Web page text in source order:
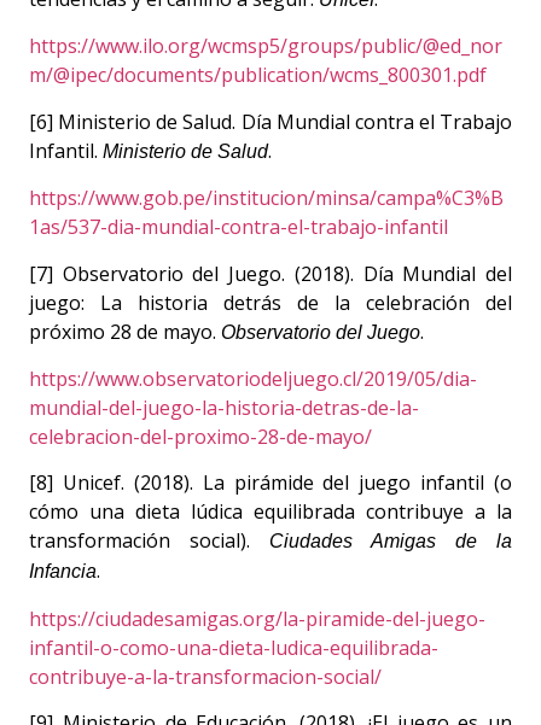
https://www.ilo.org/wcmsp5/groups/public/@ed_nor
m/@ipec/documents/publication/wcms_800301.pdf
[6] Ministerio de Salud. Día Mundial contra el Trabajo
Infantil. Ministerio de Salud.
https://www.gob.pe/institucion/minsa/campa%C3%B
1as/537-dia-mundial-contra-el-trabajo-infantil
[7] Observatorio del Juego. (2018). Día Mundial del
juego: La historia detrás de la celebración del
próximo 28 de mayo. Observatorio del Juego.
https://www.observatoriodeljuego.cl/2019/05/dia-
mundial-del-juego-la-historia-detras-de-la-
celebracion-del-proximo-28-de-mayo/
[8] Unicef. (2018). La pirámide del juego infantil (o
cómo una dieta lúdica equilibrada contribuye a la
transformación social).
Ciudades Amigas de la
Infancia.
https://ciudadesamigas.org/la-piramide-del-juego-
infantil-o-como-una-dieta-ludica-equilibrada-
contribuye-a-la-transformacion-social/